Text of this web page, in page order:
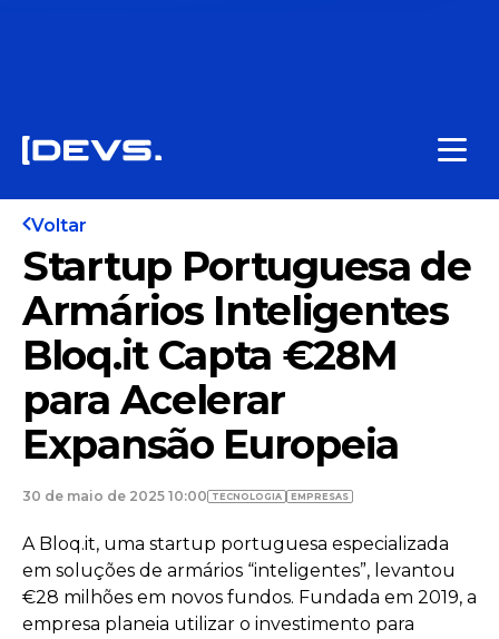
Voltar
Startup Portuguesa de
Armários Inteligentes
Bloq.it Capta €28M
para Acelerar
Expansão Europeia
30 de maio de 2025 10:00 TECNOLOGIA EMPRESAS
A Bloq.it, uma startup portuguesa especializada
em soluções de armários “inteligentes”, levantou
€28 milhões em novos fundos. Fundada em 2019, a
empresa planeia utilizar o investimento para